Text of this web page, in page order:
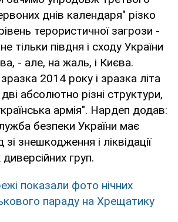
днів календаря" різко
терористичної загрози -
тільки півдня і сходу України
- але, на жаль, і Києва.
2014 року і зразка літа
абсолютно різні структури,
армія". Нардеп додав:
безпеки України має
знешкодження і ліквідації
груп.
показали фото нічних
параду на Хрещатику